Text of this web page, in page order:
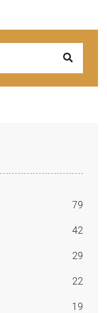
79
42
29
22
19